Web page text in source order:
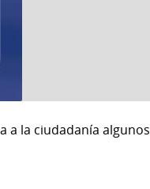
a la ciudadanía algunos